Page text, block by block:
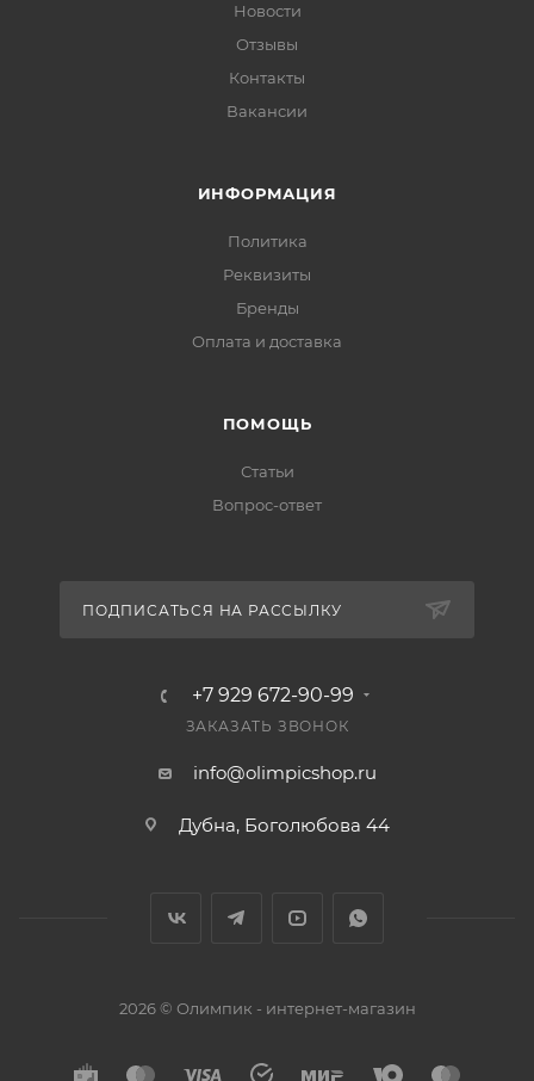
Новости
Отзывы
Контакты
Вакансии
ИНФОРМАЦИЯ
Политика
Реквизиты
Бренды
Оплата и доставка
ПОМОЩЬ
Статьи
Вопрос-ответ
ПОДПИСАТЬСЯ НА РАССЫЛКУ
+7 929 672-90-99
ЗАКАЗАТЬ ЗВОНОК
info@olimpicshop.ru
Дубна, Боголюбова 44
2026 © Олимпик - интернет-магазин